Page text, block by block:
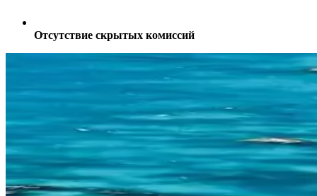
Отсутствие скрытых комиссий